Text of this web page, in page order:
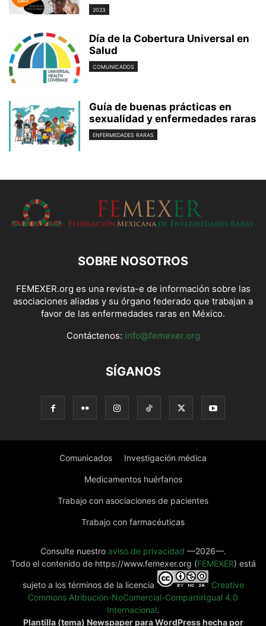
2023
Día de la Cobertura Universal en
Salud
COMUNICADOS
Guía de buenas prácticas en
sexualidad y enfermedades raras
ENFERMEDADES RARAS
SOBRE NOSOTROS
FEMEXER.org es una revista-e de información sobre las
asociaciones aliadas y su órgano federado que trabajan a
favor de las enfermedades raras en México.
Contáctenos: info@femexer.org
SÍGANOS
Comunicados Investigación médica
Medicamentos huérfanos
Trabajo con asociaciones de pacientes
Trabajo con farmacéuticas
Consulte nuestro aviso de privacidad —2026—.
Todo el contenido de https://www.femexer.org (FEMEXER) está
sujeto a los términos de la licencia
Creative
Commons Atribución-NoComercial-CompartirIgual 4.0
Internacional.
Plantilla (tema) Newspaper para WordPress hecha por